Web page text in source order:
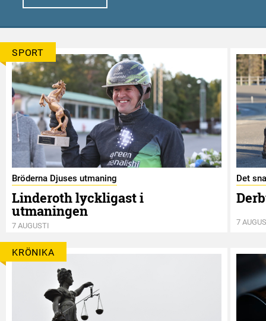
SPORT
Bröderna Djuses utmaning
Linderoth lyckligast i
utmaningen
7 AUGUSTI
Det
7
KRÖNIKA